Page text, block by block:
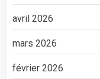
avril 2026
mars 2026
février 2026